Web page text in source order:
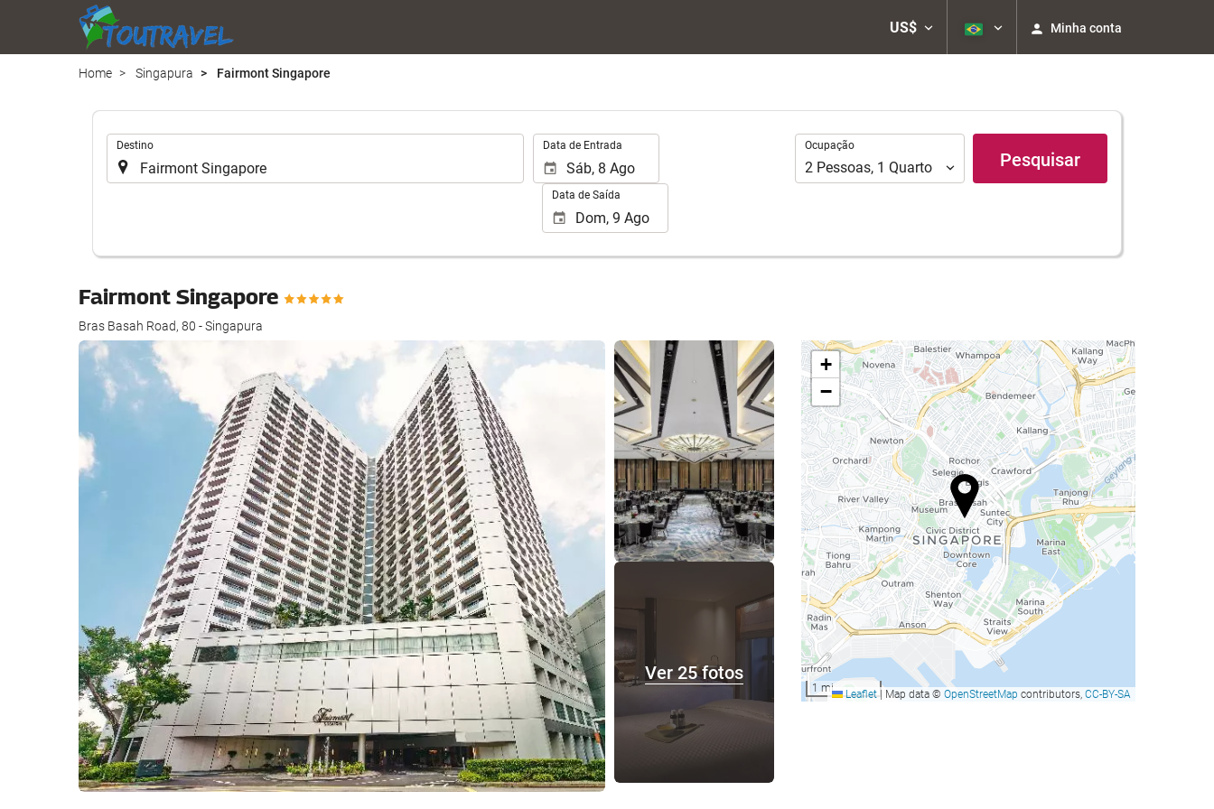
US$ Minha conta
Home Singapura Fairmont Singapore
Destino Data de Entrada
Data de Saída
Ocupação
Ocupação
2 Pessoas, 1 Quarto Pesquisar
Fairmont Singapore
Bras Basah Road, 80 - Singapura
Ver 25 fotos
Ver 25 fotos
+
−
1 mi Leaflet | Map data © OpenStreetMap contributors, CC-BY-SA